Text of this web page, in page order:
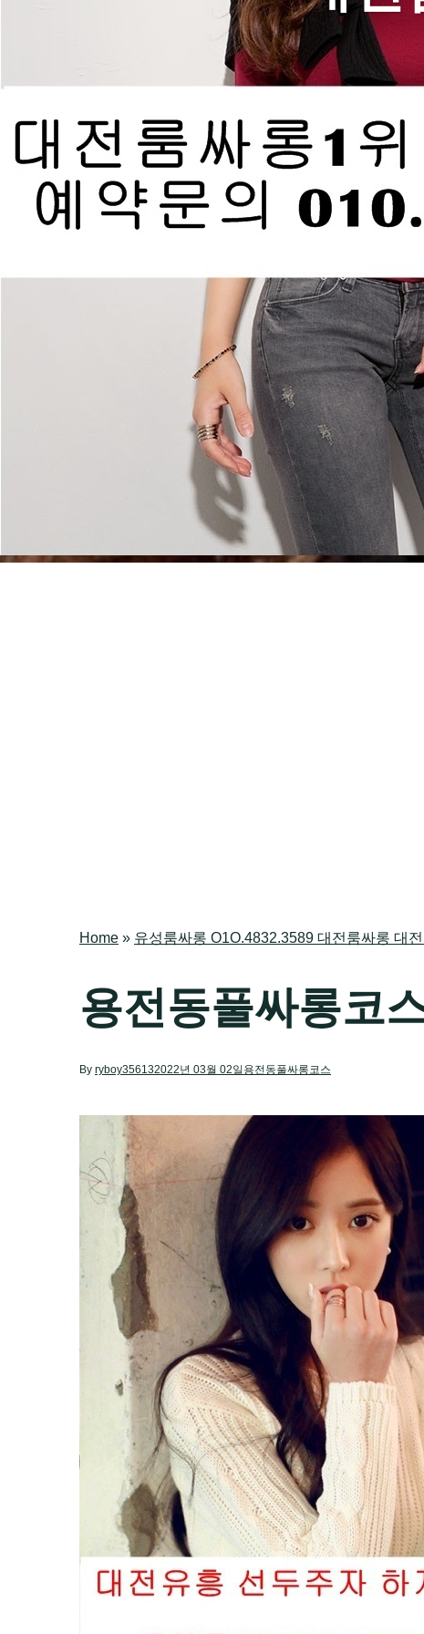
Home » 유성룸싸롱 O1O.4832.3589 대전룸싸롱 대
용전동풀싸롱코
By ryboy356132022년 03월 02일 용전동풀싸롱코스